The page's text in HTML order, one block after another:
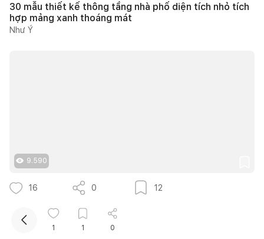
30 mẫu thiết kế thông tầng nhà phố diện tích nhỏ tích
hợp mảng xanh thoáng mát
Như Ý
9.590
16 0 12
40 ý tưởng trồng cây thân gỗ trong nhà tại khu vực
giếng trời mái kính tuyệt đẹp
Nguyễn Quỳnh Hương
1 1 0